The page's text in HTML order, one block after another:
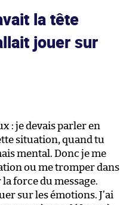
la tête
jouer sur
: je devais parler en
situation, quand tu
mental. Donc je me
ou me tromper dans
force du message.
sur les émotions. J’ai